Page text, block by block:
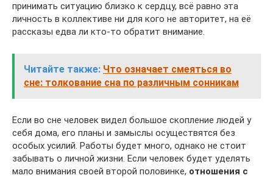
принимать ситуацию близко к сердцу, всё равно эта
личность в коллективе ни для кого не авторитет, на её
рассказы едва ли кто-то обратит внимание.
Читайте также: Что означает смеяться во
сне: толкование сна по различным сонникам
Если во сне человек видел большое скопление людей у
себя дома, его планы и замыслы осуществятся без
особых усилий. Работы будет много, однако не стоит
забывать о личной жизни. Если человек будет уделять
мало внимания своей второй половинке, отношения с